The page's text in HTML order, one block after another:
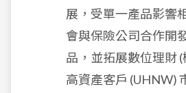
展，受單一產品影響
會與保險公司合作開
品，並拓展數位理財
高資產客戶 (UHNW)